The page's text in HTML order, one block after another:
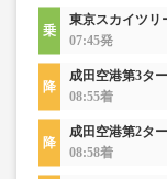
東京スカイツ
07:45発
成田空港第3タ
08:55着
成田空港第2タ
08:58着